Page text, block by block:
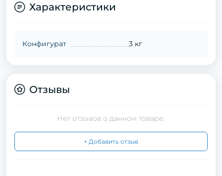
Характеристики
Конфигурат 3 кг
Отзывы
Нет отзывов о данном товаре.
+ Добавить отзыв